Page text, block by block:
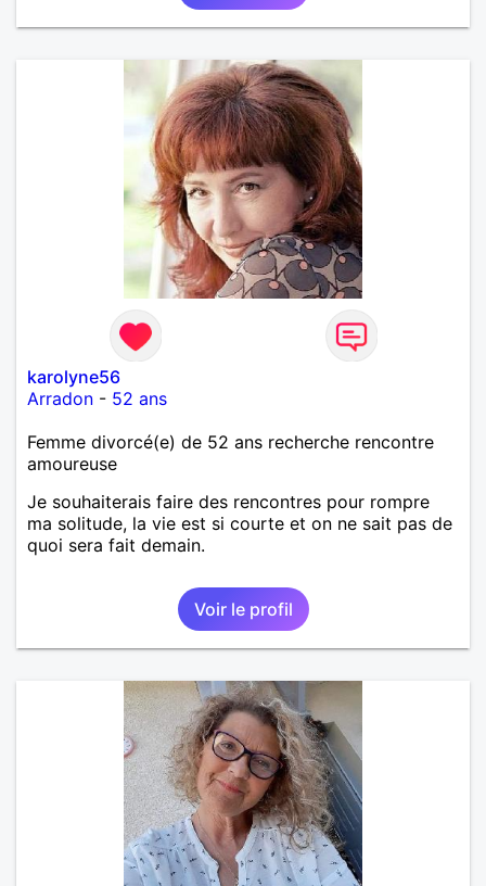
karolyne56
Arradon - 52 ans
Femme divorcé(e) de 52 ans recherche rencontre
amoureuse
Je souhaiterais faire des rencontres pour rompre
ma solitude, la vie est si courte et on ne sait pas de
quoi sera fait demain.
Voir le profil